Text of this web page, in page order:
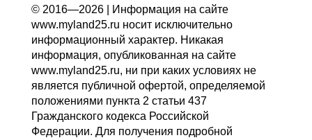
© 2016—2026 | Информация на сайте
www.myland25.ru носит исключительно
информационный характер. Никакая
информация, опубликованная на сайте
www.myland25.ru, ни при каких условиях не
является публичной офертой, определяемой
положениями пункта 2 статьи 437
Гражданского кодекса Российской
Федерации. Для получения подробной